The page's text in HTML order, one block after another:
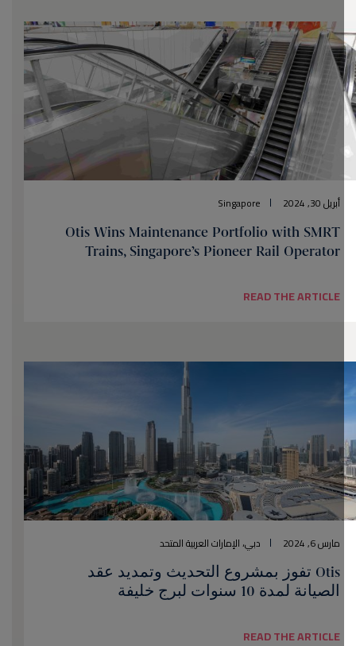
أبريل 30, 2024 Singapore
Otis Wins Maintenance Portfolio with SMRT
Trains, Singapore’s Pioneer Rail Operator
READ THE ARTICLE
مارس 6, 2024 دبي، الإمارات العربية المتحد
Otis تفوز بمشروع التحديث وتمديد عقد
الصيانة لمدة 10 سنوات لبرج خليفة
READ THE ARTICLE